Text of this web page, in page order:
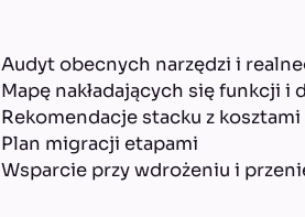
Audyt obecnych narzędzi i
Mapę nakładających się funkcji i
Rekomendacje stacku z kosztami
Plan migracji etapami
Wsparcie przy wdrożeniu i